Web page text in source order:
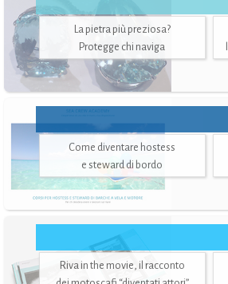
La pietra più preziosa?
Protegge chi naviga
Come diventare hostess
e steward di bordo
Riva in the movie, il racconto